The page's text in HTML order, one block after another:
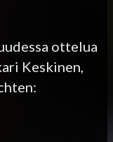
ottelua
Keskinen,